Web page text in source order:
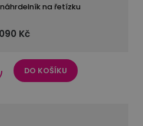
na řetízku
Kč
DO KOŠÍKU